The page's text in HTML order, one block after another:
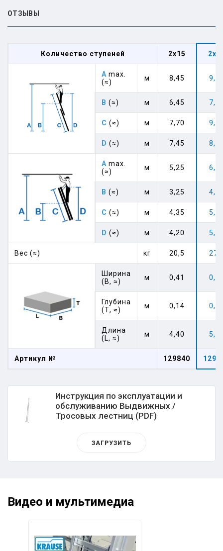
ОТЗЫВЫ
Артикул № 129840
Количество ступеней 2x15
A max.
(≈)
м 8,45
B (≈) м 6,45
C (≈) м 7,70
D (≈) м 7,45
A max.
(≈)
м 5,25
B (≈) м 3,25
C (≈) м 4,35
D (≈) м 4,20
Вес (≈) кг 20,5
Ширина
(В, ≈)
м 0,41
Глубина
(Т, ≈)
м 0,14
Длина
(L, ≈)
м 4,40
Инструкция по эксплуатации и
обслуживанию Выдвижных /
Тросовых лестниц (PDF)
ЗАГРУЗИТЬ
Видео и мультимедиа